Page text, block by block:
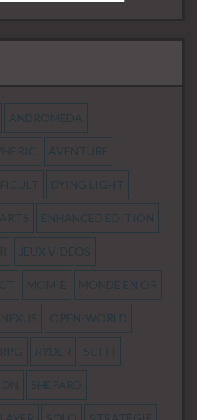
ANDROMEDA
AVENTURE
DYING LIGHT
ENHANCED EDITION
JEUX VIDEOS
MOMIE MONDE EN OR
NEXUS OPEN-WORLD
RPG RYDER SCI-FI
SHEPARD